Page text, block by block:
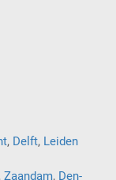
, Delft, Leiden
Zaandam, Den-